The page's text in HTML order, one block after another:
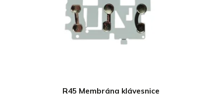
R45 Membrána klávesnice